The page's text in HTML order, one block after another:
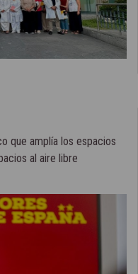
que amplía los espacios
al aire libre